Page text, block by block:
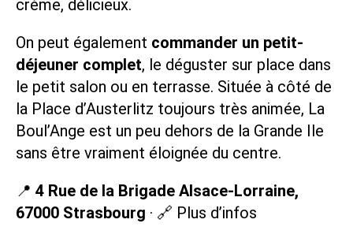
crème, délicieux.
On peut également commander un petit-
déjeuner complet, le déguster sur place dans
le petit salon ou en terrasse. Située à côté de
la Place d’Austerlitz toujours très animée, La
Boul’Ange est un peu dehors de la Grande Ile
sans être vraiment éloignée du centre.
📍 4 Rue de la Brigade Alsace-Lorraine,
67000 Strasbourg · 🔗 Plus d’infos